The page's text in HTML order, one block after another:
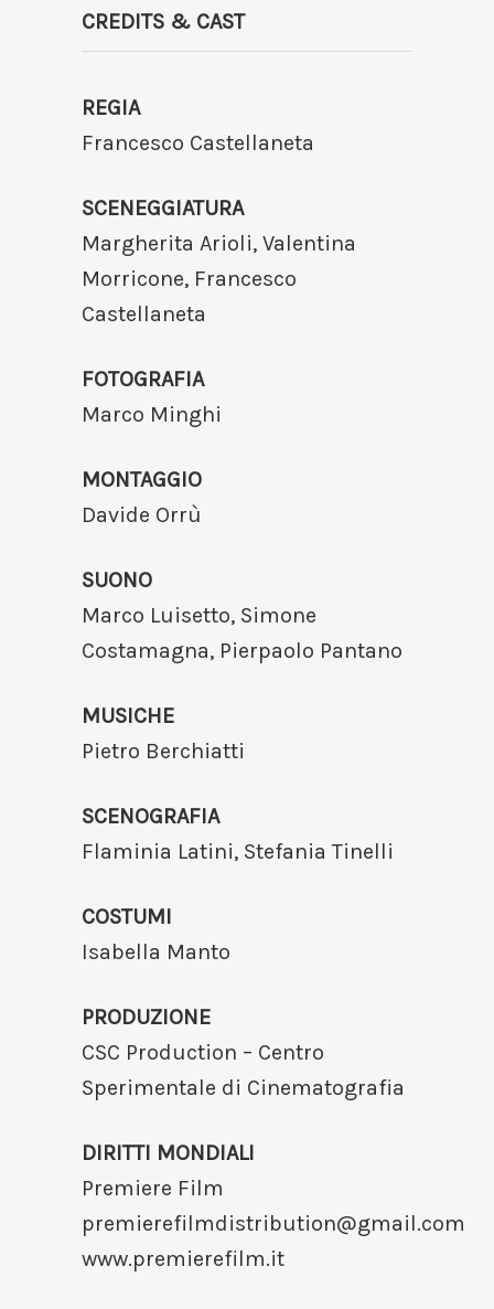
CREDITS & CAST
REGIA
Francesco Castellaneta
SCENEGGIATURA
Margherita Arioli, Valentina
Morricone, Francesco
Castellaneta
FOTOGRAFIA
Marco Minghi
MONTAGGIO
Davide Orrù
SUONO
Marco Luisetto, Simone
Costamagna, Pierpaolo Pantano
MUSICHE
Pietro Berchiatti
SCENOGRAFIA
Flaminia Latini, Stefania Tinelli
COSTUMI
Isabella Manto
PRODUZIONE
CSC Production – Centro
Sperimentale di Cinematografia
DIRITTI MONDIALI
Premiere Film
premierefilmdistribution@gmail.com
www.premierefilm.it